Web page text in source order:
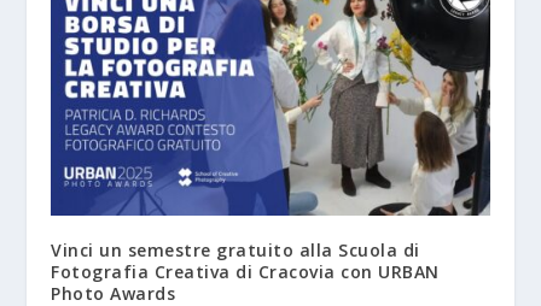
Vinci un semestre gratuito alla Scuola di
Fotografia Creativa di Cracovia con URBAN
Photo Awards